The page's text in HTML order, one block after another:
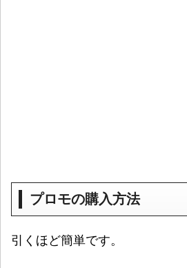
プロモの購入方法
引くほど簡単です。